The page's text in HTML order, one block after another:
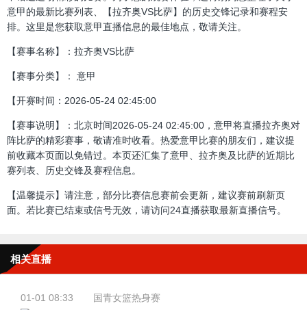
意甲的最新比赛列表、【拉齐奥VS比萨】的历史交锋记录和赛程安
排。这里是您获取意甲直播信息的最佳地点，敬请关注。
【赛事名称】：拉齐奥VS比萨
【赛事分类】： 意甲
【开赛时间：2026-05-24 02:45:00
【赛事说明】：北京时间2026-05-24 02:45:00，意甲将直播拉齐奥对
阵比萨的精彩赛事，敬请准时收看。热爱意甲比赛的朋友们，建议提
前收藏本页面以免错过。本页还汇集了意甲、拉齐奥及比萨的近期比
赛列表、历史交锋及赛程信息。
【温馨提示】请注意，部分比赛信息赛前会更新，建议赛前刷新页
面。若比赛已结束或信号无效，请访问24直播获取最新直播信号。
相关直播
01-01 08:33
国青女篮热身赛